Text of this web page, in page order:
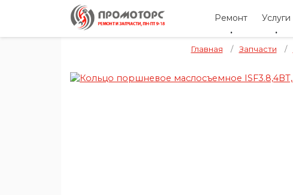
Ремонт Услуги
Главная / Запчасти /